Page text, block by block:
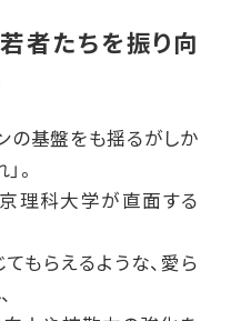
者たちを振り向
の基盤をも揺るがしか
。
理科大学が直面する
もらえるような、愛ら